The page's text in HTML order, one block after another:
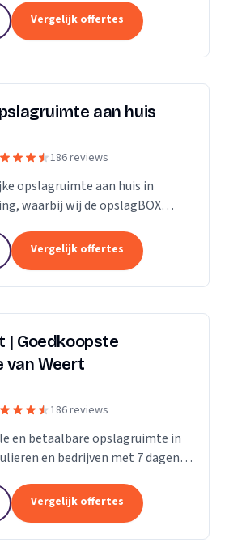
Vergelijk offertes
aan huis
186 reviews
opslagruimte aan huis in
waarbij wij de opslagBOX
Vergelijk offertes
| Goedkoopste
van Weert
186 reviews
en betaalbare opslagruimte in
en bedrijven met 7 dagen
Vergelijk offertes